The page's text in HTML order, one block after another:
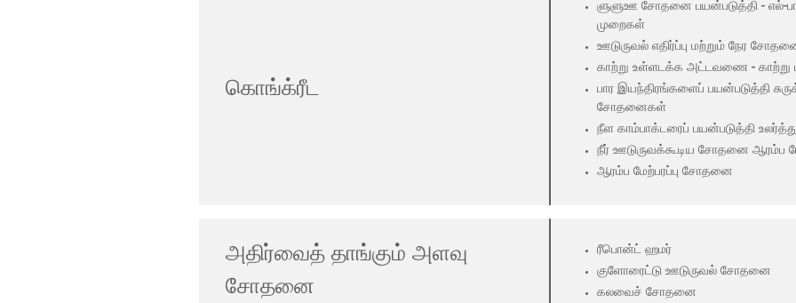
கொங்க்ரீட
ளுளுஊ சோதனை பயன்படுத்தி - எல்-
முறைகள்
ஊடுருவல் எதிர்ப்பு மற்றும் நேர
காற்று உள்ளடக்க அட்டவணை - காற்று
பார இயந்திரங்களைப் பயன்படுத்தி
சோதனைகள்
நீள காம்பாக்டரைப் பயன்படுத்தி
நீர் ஊடுருவக்கூடிய சோதனை ஆரம்ப
ஆரம்ப மேற்பரப்பு சோதனை
அதிர்வைத் தாங்கும் அளவு
சோதனை
ரீபொன்ட் ஹமர்
குளோரைட்டு ஊடுருவல் சோதனை
கலவைச் சோதனை